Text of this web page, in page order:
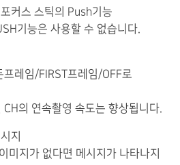
커스 스틱의 Push기능
기능은 사용할 수 없습니다.
레임/FIRST프레임/OFF로
의 연속촬영 속도는 향상됩니다.
지
미지가 없다면 메시지가 나타나지